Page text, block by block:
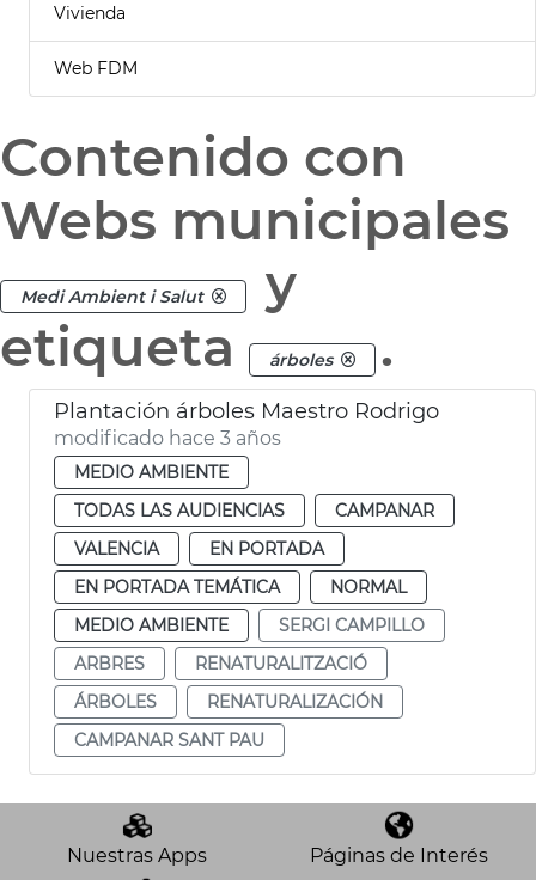
Vivienda
Web FDM
Contenido con
Webs municipales
Medi Ambient i Salut
y
etiqueta
árboles .
Plantación árboles Maestro Rodrigo
modificado hace 3 años
MEDIO AMBIENTE
TODAS LAS AUDIENCIAS
CAMPANAR
VALENCIA
EN PORTADA
EN PORTADA TEMÁTICA
NORMAL
MEDIO AMBIENTE
SERGI CAMPILLO
ARBRES
RENATURALITZACIÓ
ÁRBOLES
RENATURALIZACIÓN
CAMPANAR SANT PAU
Nuestras Apps Páginas de Interés